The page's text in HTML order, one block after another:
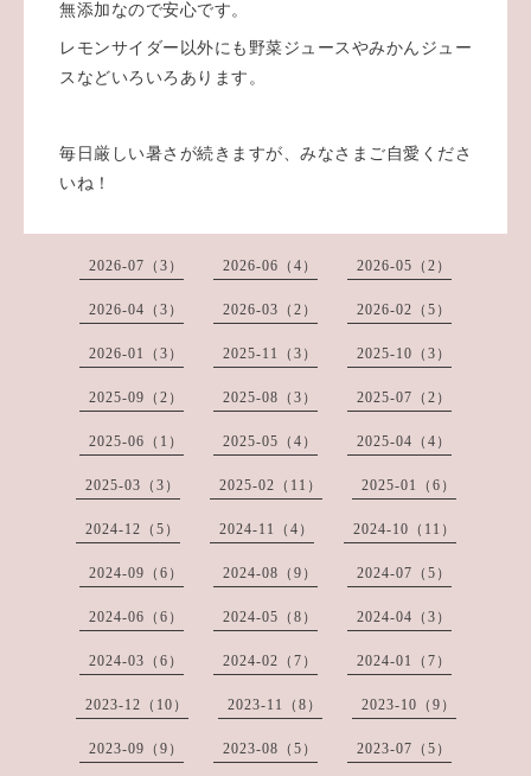
無添加なので安心です。
レモンサイダー以外にも野菜ジュースやみかんジュー
スなどいろいろあります。
毎日厳しい暑さが続きますが、みなさまご自愛くださ
いね！
2026-07（3） 2026-06（4） 2026-05（2）
2026-04（3） 2026-03（2） 2026-02（5）
2026-01（3） 2025-11（3） 2025-10（3）
2025-09（2） 2025-08（3） 2025-07（2）
2025-06（1） 2025-05（4） 2025-04（4）
2025-03（3） 2025-02（11） 2025-01（6）
2024-12（5） 2024-11（4） 2024-10（11）
2024-09（6） 2024-08（9） 2024-07（5）
2024-06（6） 2024-05（8） 2024-04（3）
2024-03（6） 2024-02（7） 2024-01（7）
2023-12（10） 2023-11（8） 2023-10（9）
2023-09（9） 2023-08（5） 2023-07（5）